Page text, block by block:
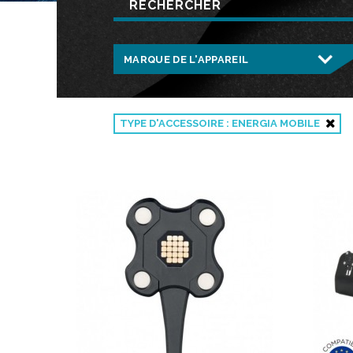
TYPE D'ACCESSOIRE : ENERGIA MOBILE